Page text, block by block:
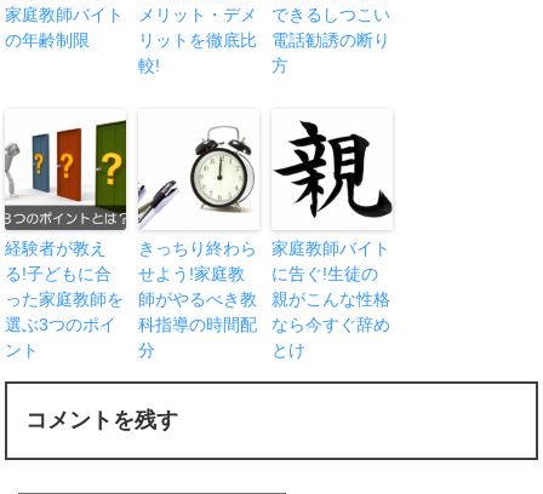
家庭教師バイト
の年齢制限
メリット・デメ
リットを徹底比
較!
できるしつこい
電話勧誘の断り
方
経験者が教え
る!子どもに合
った家庭教師を
選ぶ3つのポイ
ント
きっちり終わら
せよう!家庭教
師がやるべき教
科指導の時間配
分
家庭教師バイト
に告ぐ!生徒の
親がこんな性格
なら今すぐ辞め
とけ
コメントを残す